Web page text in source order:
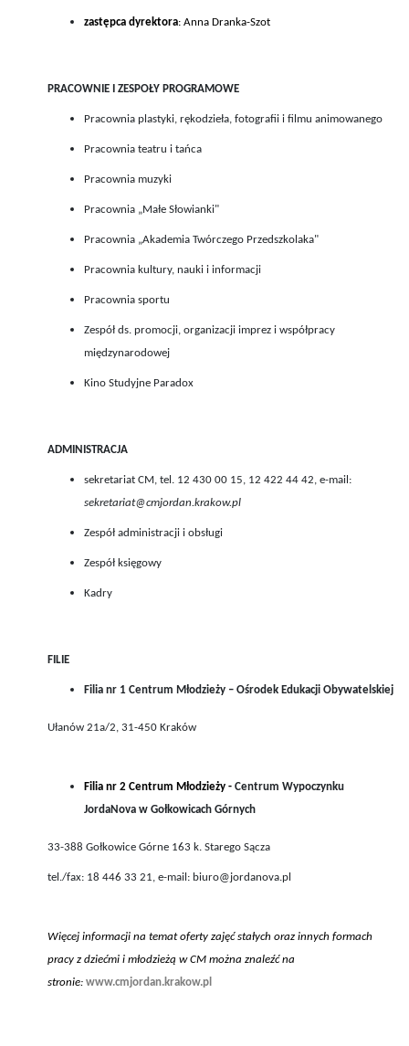
zastępca dyrektora: Anna Dranka-Szot
PRACOWNIE I ZESPOŁY PROGRAMOWE
Pracownia plastyki, rękodzieła, fotografii i filmu animowanego
Pracownia teatru i tańca
Pracownia muzyki
Pracownia „Małe Słowianki"
Pracownia „Akademia Twórczego Przedszkolaka"
Pracownia kultury, nauki i informacji
Pracownia sportu
Zespół ds. promocji, organizacji imprez i współpracy
międzynarodowej
Kino Studyjne Paradox
ADMINISTRACJA
sekretariat CM, tel. 12 430 00 15, 12 422 44 42, e-mail:
sekretariat@cmjordan.krakow.pl
Zespół administracji i obsługi
Zespół księgowy
Kadry
FILIE
Filia nr 1 Centrum Młodzieży – Ośrodek Edukacji Obywatelskiej
Ułanów 21a/2, 31-450 Kraków
Filia nr 2 Centrum Młodzieży -Centrum Wypoczynku
JordaNova w Gołkowicach Górnych
33-388 Gołkowice Górne 163 k. Starego Sącza
tel./fax: 18 446 33 21, e-mail: biuro@jordanova.pl
Więcej informacji na temat oferty zajęć stałych oraz innych formach
pracy z dziećmi i młodzieżą w CM można znaleźć na
stronie: www.cmjordan.krakow.pl